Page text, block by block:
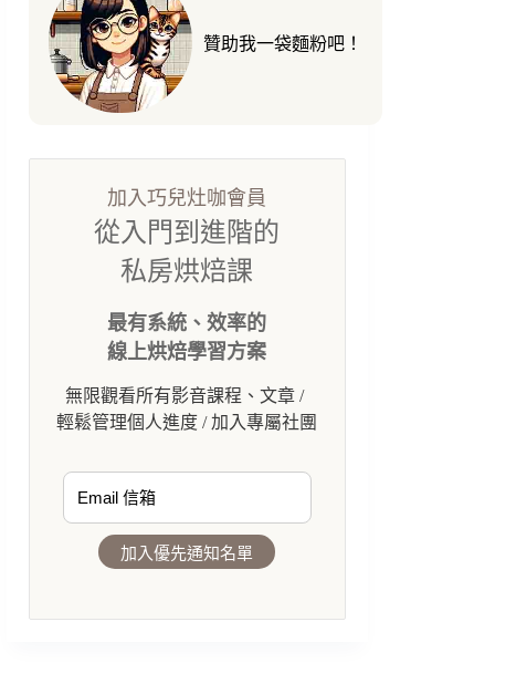
贊助我一袋麵粉吧！
加入巧兒灶咖會員
從入門到進階的
私房烘焙課
最有系統、效率的
線上烘焙學習方案
無限觀看所有影音課程、文章 /
輕鬆管理個人進度 / 加入專屬社團
加入優先通知名單